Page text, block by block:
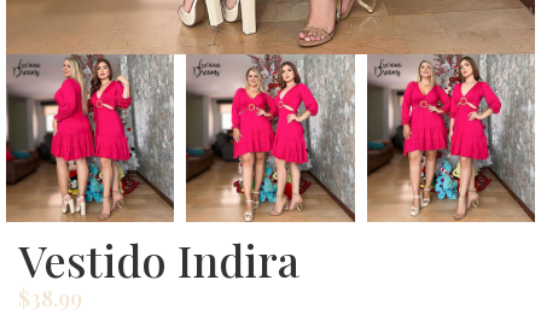
Vestido Indira
$38.99